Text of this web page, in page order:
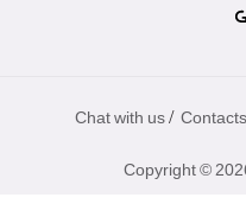
Chat with us / Contacts
Copyright ©